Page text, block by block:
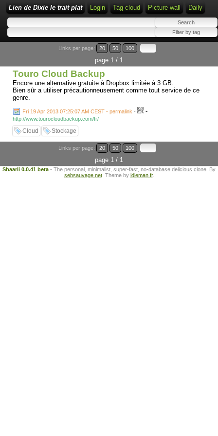
Lien de Dixie le trait plat Login Tag cloud Picture wall Daily
Links per page: 20 50 100
page 1 / 1
Touro Cloud Backup
Encore une alternative gratuite à Dropbox limitée à 3 GB.
Bien sûr a utiliser précautionneusement comme tout service de ce
genre.
Fri 19 Apr 2013 07:25:07 AM CEST - permalink - -
http://www.tourocloudbackup.com/fr/
Cloud Stockage
Links per page: 20 50 100
page 1 / 1
Shaarli 0.0.41 beta - The personal, minimalist, super-fast, no-database delicious clone. By
sebsauvage.net. Theme by idleman.fr.